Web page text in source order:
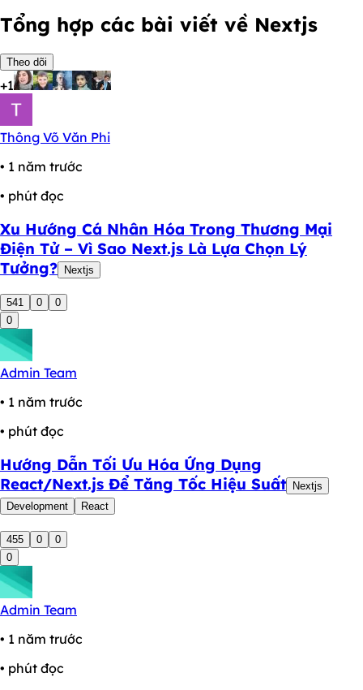
Tổng hợp các bài viết về Nextjs
Theo dõi
+1
Thông Võ Văn Phi
• 1 năm trước
• phút đọc
Xu Hướng Cá Nhân Hóa Trong Thương Mại
Điện Tử – Vì Sao Next.js Là Lựa Chọn Lý
Tưởng? Nextjs
541 0
0
0
Admin Team
• 1 năm trước
• phút đọc
Hướng Dẫn Tối Ưu Hóa Ứng Dụng
React/Next.js Để Tăng Tốc Hiệu Suất
Nextjs
Development
React
455 0
0
0
Admin Team
• 1 năm trước
• phút đọc